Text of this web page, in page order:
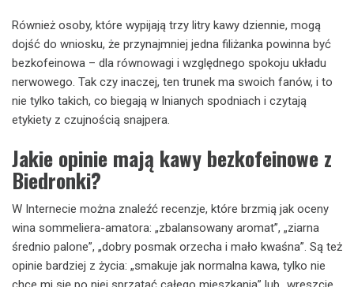
Również osoby, które wypijają trzy litry kawy dziennie, mogą
dojść do wniosku, że przynajmniej jedna filiżanka powinna być
bezkofeinowa – dla równowagi i względnego spokoju układu
nerwowego. Tak czy inaczej, ten trunek ma swoich fanów, i to
nie tylko takich, co biegają w lnianych spodniach i czytają
etykiety z czujnością snajpera.
Jakie opinie mają kawy bezkofeinowe z
Biedronki?
W Internecie można znaleźć recenzje, które brzmią jak oceny
wina sommeliera-amatora: „zbalansowany aromat”, „ziarna
średnio palone”, „dobry posmak orzecha i mało kwaśna”. Są też
opinie bardziej z życia: „smakuje jak normalna kawa, tylko nie